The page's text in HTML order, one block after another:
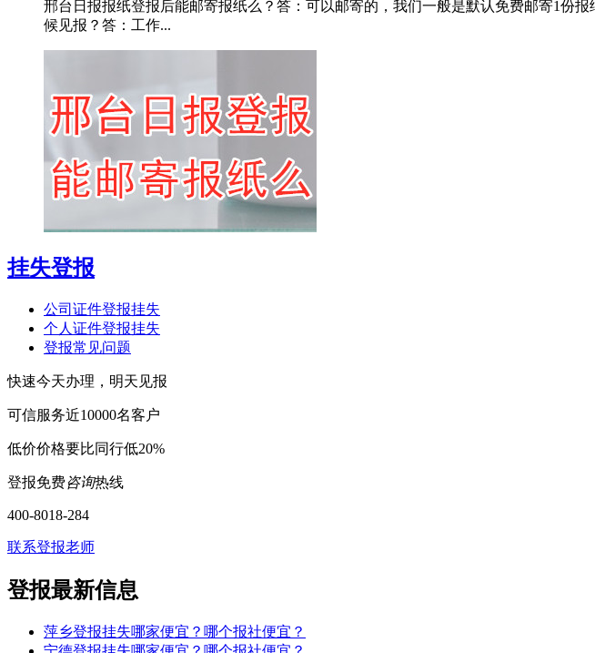
邢台日报报纸登报后能邮寄报纸么？答：可以邮寄的，我们一般是默认免费邮寄1份
候见报？答：工作...
挂失登报
公司证件登报挂失
个人证件登报挂失
登报常见问题
快速今天办理，明天见报
可信服务近10000名客户
低价价格要比同行低20%
登报免费咨询热线
400-8018-284
联系登报老师
登报最新信息
萍乡登报挂失哪家便宜？哪个报社便宜？